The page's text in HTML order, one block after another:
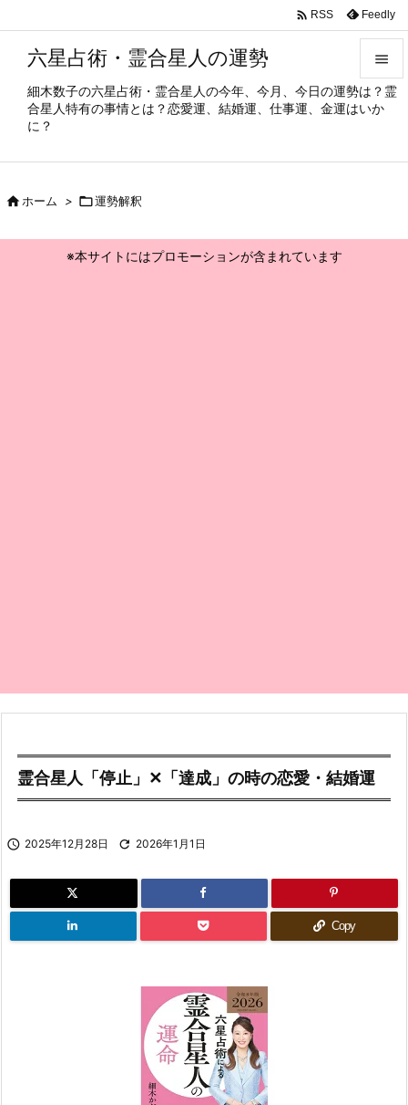
六星占術・霊合星人の運勢
細木数子の六星占術・霊合星人の今年、今月、今日の運勢は？霊
合星人特有の事情とは？恋愛運、結婚運、仕事運、金運はいか
に？


メニュ
サイド

 RSS Feedly
ホーム > 運勢解釈
※本サイトにはプロモーションが含まれています
霊合星人「停止」✕「達成」の時の恋愛・結婚運
 2025年12月28日  2026年1月1日
Copy